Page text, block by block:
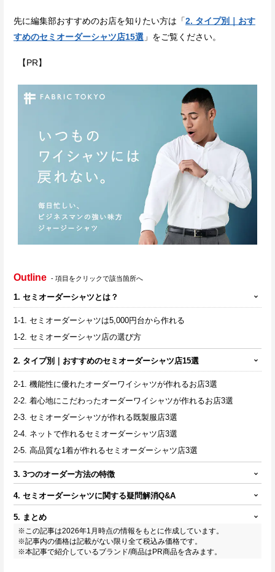
先に編集部おすすめのお店を知りたい方は「2. タイプ別｜おす
すめのセミオーダーシャツ店15選 」をご覧ください。
【PR】
Outline - 項目をクリックで該当箇所へ
1. セミオーダーシャツとは？
1-1. セミオーダーシャツは5,000円台から作れる
1-2. セミオーダーシャツ店の選び方
2. タイプ別｜おすすめのセミオーダーシャツ店15選
2-1. 機能性に優れたオーダーワイシャツが作れるお店3選
2-2. 着心地にこだわったオーダーワイシャツが作れるお店3選
2-3. セミオーダーシャツが作れる既製服店3選
2-4. ネットで作れるセミオーダーシャツ店3選
2-5. 高品質な1着が作れるセミオーダーシャツ店3選
3. 3つのオーダー方法の特徴
4. セミオーダーシャツに関する疑問解消Q&A
5. まとめ
※この記事は2026年1月時点の情報をもとに作成しています。
※記事内の価格は記載がない限り全て税込み価格です。
※本記事で紹介しているブランド/商品はPR商品を含みます。